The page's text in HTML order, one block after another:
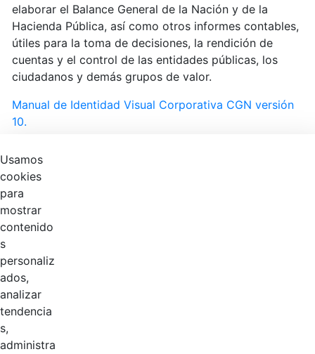
elaborar el Balance General de la Nación y de la
Hacienda Pública, así como otros informes contables,
útiles para la toma de decisiones, la rendición de
cuentas y el control de las entidades públicas, los
ciudadanos y demás grupos de valor.
Manual de Identidad Visual Corporativa CGN versión
10.
Logotipos
Logosímbolo CGN
horizontal blanco con
esloganRecurso 3.svg
Usamos
cookies
para
mostrar
contenido
s
personaliz
ados,
analizar
tendencia
s,
administra